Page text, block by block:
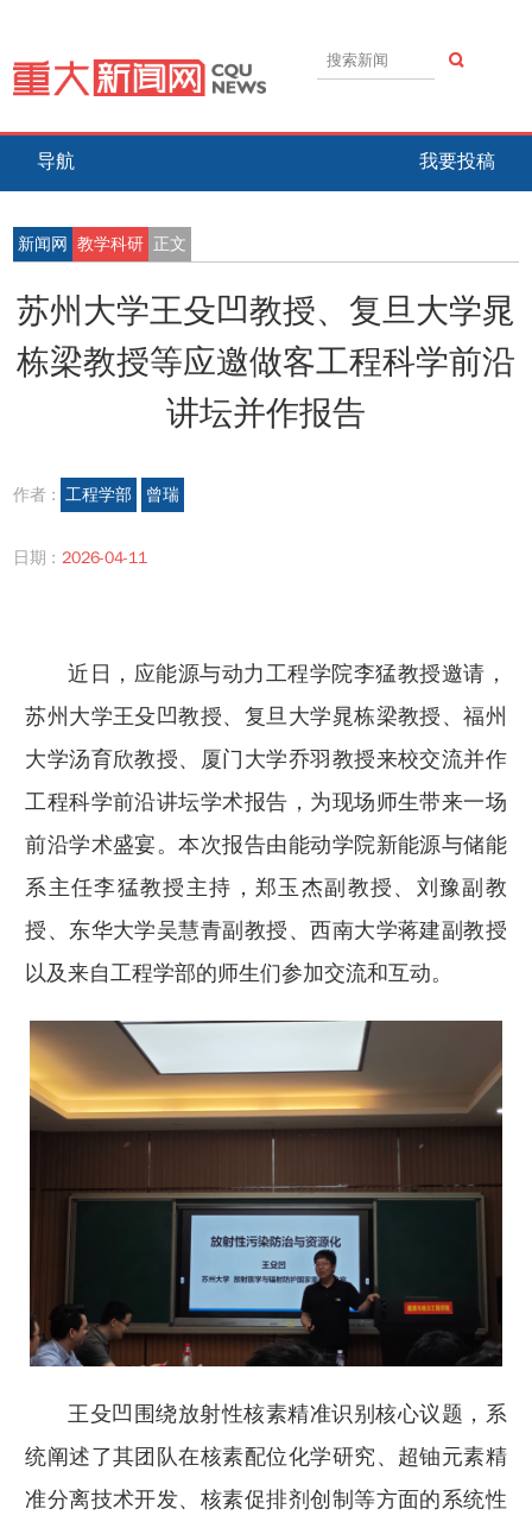
导航 我要投稿
新闻网 教学科研 正文
苏州大学王殳凹教授、复旦大学晁
栋梁教授等应邀做客工程科学前沿
讲坛并作报告
作者 : 工程学部 曾瑞
日期 : 2026-04-11
近日，应能源与动力工程学院李猛教授邀请，
苏州大学王殳凹教授、复旦大学晁栋梁教授、福州
大学汤育欣教授、厦门大学乔羽教授来校交流并作
工程科学前沿讲坛学术报告，为现场师生带来一场
前沿学术盛宴。本次报告由能动学院新能源与储能
系主任李猛教授主持，郑玉杰副教授、刘豫副教
授、东华大学吴慧青副教授、西南大学蒋建副教授
以及来自工程学部的师生们参加交流和互动。
王殳凹围绕放射性核素精准识别核心议题，系
统阐述了其团队在核素配位化学研究、超铀元素精
准分离技术开发、核素促排剂创制等方面的系统性